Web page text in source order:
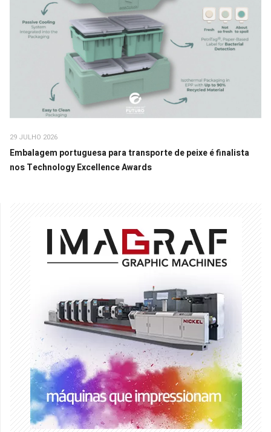
29 JULHO 2026
Embalagem portuguesa para transporte de peixe é finalista
nos Technology Excellence Awards